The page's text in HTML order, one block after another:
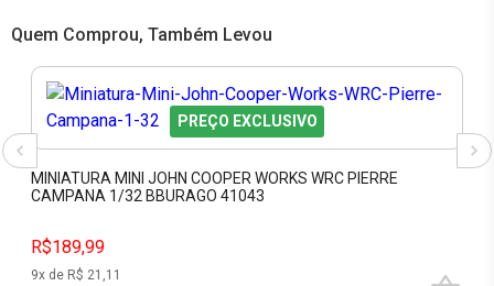
Quem Comprou, Também Levou
PREÇO EXCLUSIVO
MINIATURA MINI JOHN COOPER WORKS WRC PIERRE
CAMPANA 1/32 BBURAGO 41043
R$189,99
9x de R$ 21,11